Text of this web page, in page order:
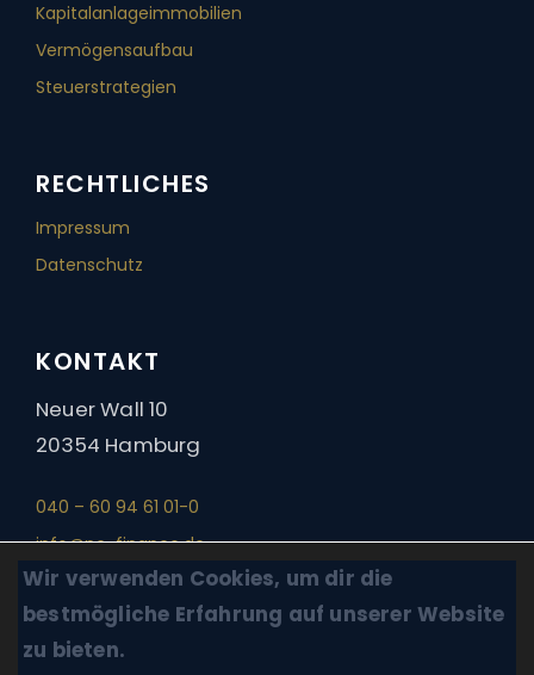
Kapitalanlage­immobilien
Vermögensaufbau
Steuerstrategien
RECHTLICHES
Impressum
Datenschutz
KONTAKT
Neuer Wall 10
20354 Hamburg
040 – 60 94 61 01-0
info@nc-finance.de
Wir verwenden Cookies, um dir die
bestmögliche Erfahrung auf unserer Website
zu bieten.